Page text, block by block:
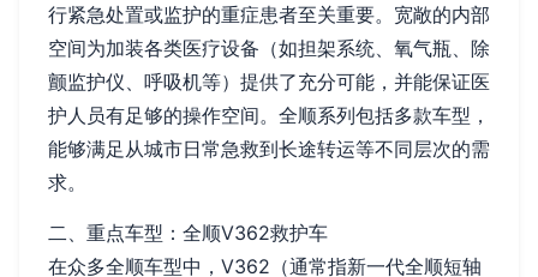
行紧急处置或监护的重症患者至关重要。宽敞的内部
空间为加装各类医疗设备（如担架系统、氧气瓶、除
颤监护仪、呼吸机等）提供了充分可能，并能保证医
护人员有足够的操作空间。全顺系列包括多款车型，
能够满足从城市日常急救到长途转运等不同层次的需
求。
二、重点车型：全顺V362救护车
在众多全顺车型中，V362（通常指新一代全顺短轴